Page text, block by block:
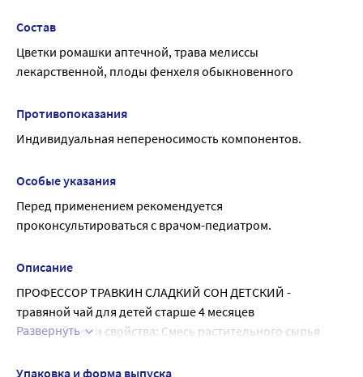
Принимать по мере необходимости.
Суточное потребление чая должно быть не более 150-
200 мл.
дополнительного питья для детей раннего возраста
(старше 4 месяцев) 2-3 недели, с последующим
перерывом в 2-3 недели.
Состав
Цветки ромашки аптечной, трава мелиссы
лекарственной, плоды фенхеля обыкновенного
Противопоказания
Индивидуальная непереносимость компонентов.
Особые указания
Перед применением рекомендуется
проконсультироваться с врачом-педиатром.
Описание
ПРОФЕССОР ТРАВКИН СЛАДКИЙ СОН ДЕТСКИЙ -
травяной чай для детей старше 4 месяцев
Внешний вид и свойства: Смесь растительного сырья
коричневыми, коричневыми вкраплениями. Вкус и запах
Развернуть
Упаковка и форма выпуска